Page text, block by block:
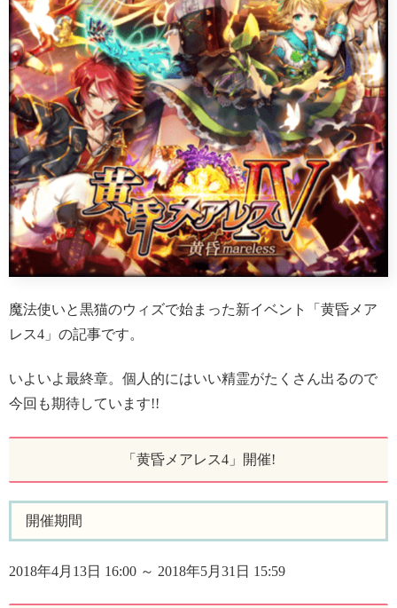
魔法使いと黒猫のウィズで始まった新イベント「黄昏メア
レス4」の記事です。
いよいよ最終章。個人的にはいい精霊がたくさん出るので
今回も期待しています!!
「黄昏メアレス4」開催!
開催期間
2018年4月13日 16:00 ～ 2018年5月31日 15:59